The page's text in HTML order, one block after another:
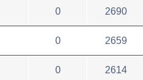
0 2690
0 2659
0 2614